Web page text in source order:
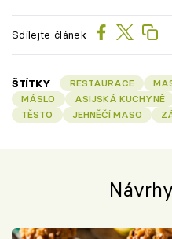
Sdílejte článek
ŠTÍTKY RESTAURACE
MÁSLO
ASIJSKÁ KUCHYNĚ
TĚSTO
JEHNĚČÍ MASO